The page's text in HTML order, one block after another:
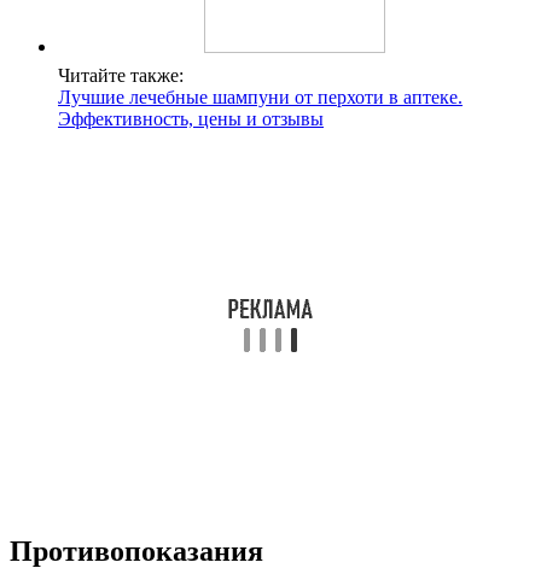
Читайте также:
Лучшие лечебные шампуни от перхоти в аптеке.
Эффективность, цены и отзывы
Противопоказания